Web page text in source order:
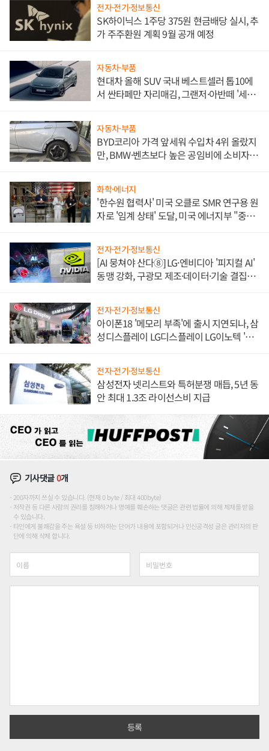
전자·전기·정보통신
SK하이닉스 1주당 375원 현금배당 실시, 추
가 주주환원 계획 9월 공개 예정
자동차·부품
현대차 올해 SUV 국내 베스트셀러 톱10에
서 싼타페만 자리매김, 그랜저·아반떼 '세단
자동차·부품
BYD코리아 가격 앞세워 수입차 4위 올랐지
만, BMW·벤츠보다 높은 공임비에 소비자
화학·에너지
'한수원 협력사' 미국 오클로 SMR 연구용 원
자로 '임계 상태' 도달, 미국 에너지부 "중요
전자·전기·정보통신
[AI 뭉쳐야 산다⑧] LG·엔비디아 '피지컬 AI'
동맹 강화, 구광모 제조·데이터·기술 결집
전자·전기·정보통신
아이폰18 '메모리 부족'에 출시 지연되나, 삼
성디스플레이 LG디스플레이 LG이노텍 '탈
전자·전기·정보통신
삼성전자 넷리스트와 특허분쟁 매듭, 5년 동
안 최대 1.3조 라이선스비 지급
기사댓글0개
200자까지 쓰실 수 있습니다. (현재 0 byte / 최대 400byte)
저작권 등 다른 사람의 권리를 침해하거나 명예를 훼손하는 댓글은 관련 법률에 의해 제재를 받을
수 있습니다.
타인에게 불쾌감을 주는 욕설 등 비하하는 단어가 내용에 포함되거나 인신공격성 글은 관리자의 판
단에 의해 삭제 합니다.